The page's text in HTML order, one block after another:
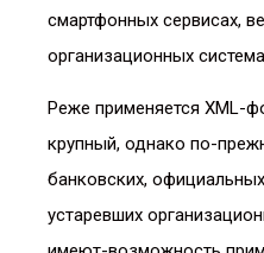
смартфонных сервисах,
организационных
Реже применяется XML-
крупный, однако по-
банковских,
устаревших